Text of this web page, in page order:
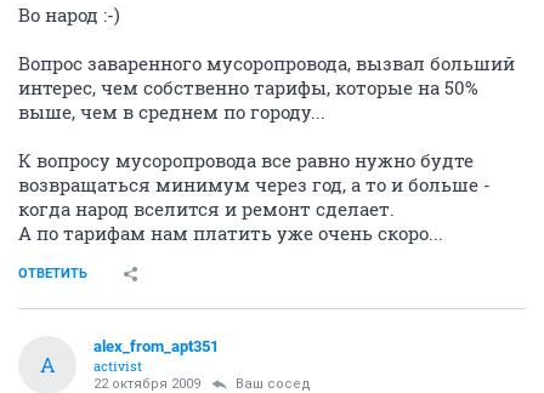
Во народ :-)
Вопрос заваренного мусоропровода, вызвал больший
интерес, чем собственно тарифы, которые на 50%
выше, чем в среднем по городу...
К вопросу мусоропровода все равно нужно будте
возвращаться минимум через год, а то и больше -
когда народ вселится и ремонт сделает.
А по тарифам нам платить уже очень скоро...
ОТВЕТИТЬ
A
alex_from_apt351
activist
22 октября 2009 Ваш сосед